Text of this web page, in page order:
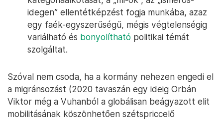
idegen” ellentétképzést fogja munkába, azaz
egy faék-egyszerűségű, mégis végtelenségig
variálható és bonyolítható politikai témát
szolgáltat.
Szóval nem csoda, ha a kormány nehezen engedi el
a migránsozást (2020 tavaszán egy ideig Orbán
Viktor még a Vuhanból a globálisan beágyazott elit
mobilitásának köszönhetően szétspriccelő